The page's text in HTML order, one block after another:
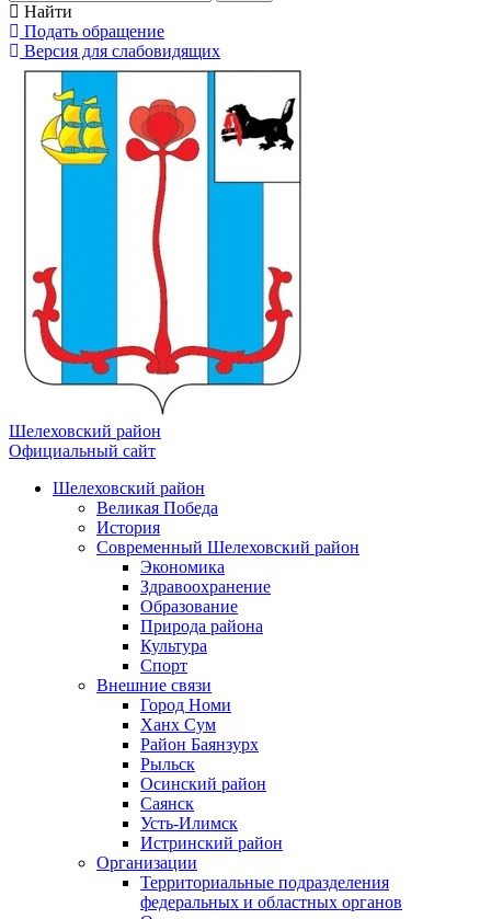
Найти
Подать обращение
Версия для слабовидящих
Шелеховский район
Официальный сайт
Шелеховский район
Великая Победа
История
Современный Шелеховский район
Экономика
Здравоохранение
Образование
Природа района
Культура
Спорт
Внешние связи
Город Номи
Ханх Сум
Район Баянзурх
Рыльск
Осинский район
Саянск
Усть-Илимск
Истринский район
Организации
Территориальные подразделения
федеральных и областных органов